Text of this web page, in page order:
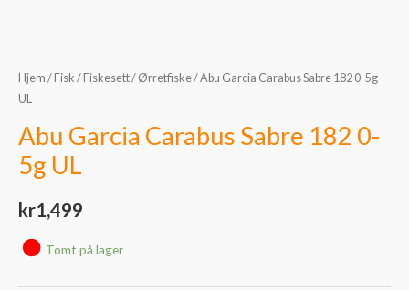
Hjem / Fisk / Fiskesett/ Ørretfiske/ Abu Garcia Carabus Sabre 182 0-5g
UL
Abu Garcia Carabus Sabre 182 0-
5g UL
kr1,499
Tomt på lager